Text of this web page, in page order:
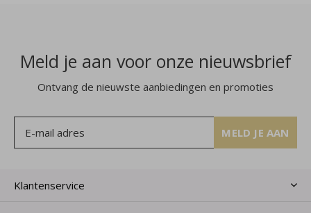
Meld je aan voor onze nieuwsbrief
Ontvang de nieuwste aanbiedingen en promoties
MELD JE AAN
Klantenservice